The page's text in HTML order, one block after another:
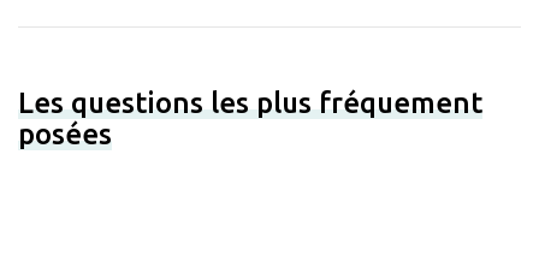
Les questions les plus fréquement
posées